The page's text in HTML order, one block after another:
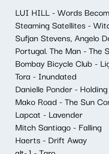
LUI HILL - Words
Steaming Satellites -
Sufjan Stevens, Angelo
Portugal. The Man - The
Bombay Bicycle Club -
Tora - Inundated
Danielle Ponder -
Mako Road - The Sun
Lapcat - Lavender
Mitch Santiago - Falling
Haerts - Drift Away